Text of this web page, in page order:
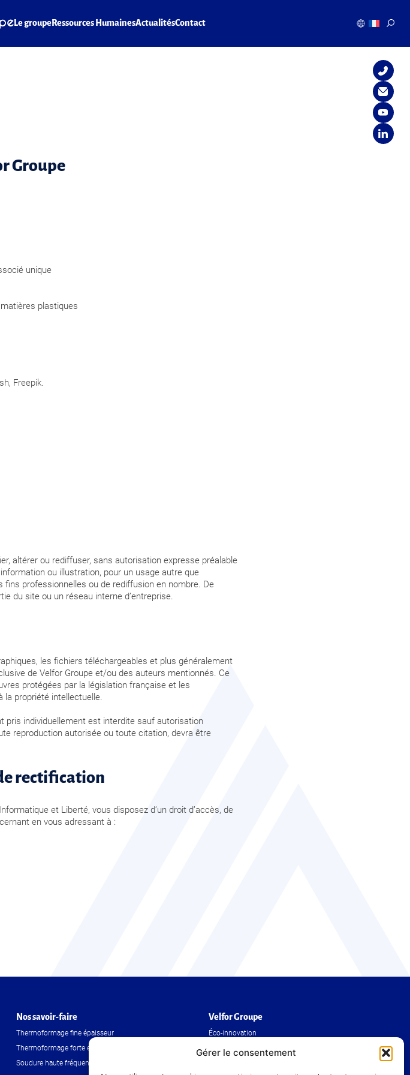
Gérer le consentement
Le groupeRessources HumainesActualitésContact
Groupe
unique
plastiques
Freepik.
altérer ou rediffuser, sans autorisation expresse préalable
ou illustration, pour un usage autre que
professionnelles ou de rediffusion en nombre. De
du site ou un réseau interne d’entreprise.
les fichiers téléchargeables et plus généralement
de Velfor Groupe et/ou des auteurs mentionnés. Ce
protégées par la législation française et les
la propriété intellectuelle.
pris individuellement est interdite sauf autorisation
reproduction autorisée ou toute citation, devra être
rectification
et Liberté, vous disposez d’un droit d’accès, de
en vous adressant à :
Nos savoir-faire
Thermoformage fine épaisseur
Thermoformage forte épaisseur
Soudure haute fréquence
Velfor Groupe
Éco-innovation
Le groupe